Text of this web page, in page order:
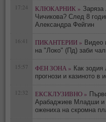
17:24 КЛЮКАРНИК »
Чичикова? След 8
Александра Фейгин
16:41 ПИКАНТЕРИИ » Видео
на "Локо" (Пд) заби
15:57 ФЕН ЗОНА » Как
прогнози и казиното в
12:32 ЕКСКЛУЗИВНО »
Арабаджиев Младши и
oжениха на скромна